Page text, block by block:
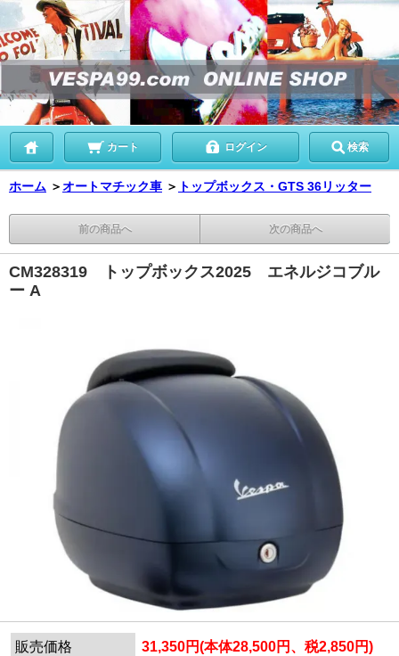
カート ログイン 検索
ホーム ＞オートマチック車 ＞ トップボックス・GTS 36リッター
前の商品へ 次の商品へ
CM328319 トップボックス2025 エネルジコブル
ー A
販売価格 31,350円(本体28,500円、税2,850円)